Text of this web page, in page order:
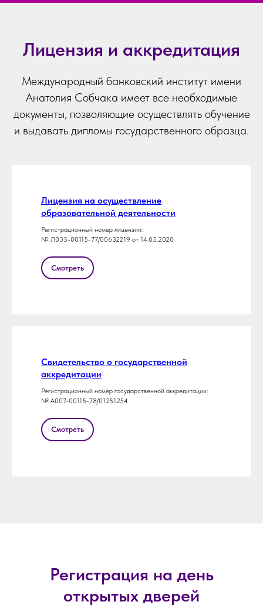
Лицензия и аккредитация
Международный банковский институт имени
Анатолия Собчака имеет все необходимые
документы, позволяющие осуществлять обучение
и выдавать дипломы государственного образца.
Лицензия на осуществление
образовательной деятельности
Регистрационный номер лицензии:
№ Л035-00115-77/00632219 от 14.05.2020
Смотреть
Свидетельство о государственной
аккредитации
Регистрационный номер государственной аккредитации:
№ А007-00115-78/01251254
Смотреть
Регистрация на день
открытых дверей